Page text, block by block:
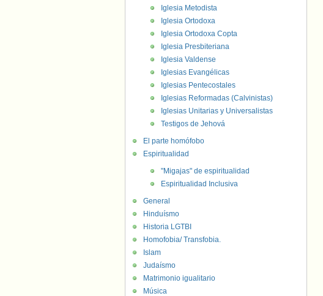
Iglesia Metodista
Iglesia Ortodoxa
Iglesia Ortodoxa Copta
Iglesia Presbiteriana
Iglesia Valdense
Iglesias Evangélicas
Iglesias Pentecostales
Iglesias Reformadas (Calvinistas)
Iglesias Unitarias y Universalistas
Testigos de Jehová
El parte homófobo
Espiritualidad
"Migajas" de espiritualidad
Espiritualidad Inclusiva
General
Hinduísmo
Historia LGTBI
Homofobia/ Transfobia.
Islam
Judaísmo
Matrimonio igualitario
Música